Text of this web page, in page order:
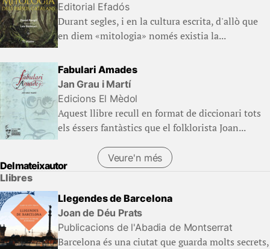
Editorial Efadós
Durant segles, i en la cultura escrita, d'allò que
en diem «mitologia» només existia la...
Fabulari Amades
Jan Grau i Martí
Edicions El Mèdol
Aquest llibre recull en format de diccionari tots
els éssers fantàstics que el folklorista Joan...
Veure'n més
Del mateix autor
Llibres
Llegendes de Barcelona
Joan de Déu Prats
Publicacions de l'Abadia de Montserrat
Barcelona és una ciutat que guarda molts secrets,